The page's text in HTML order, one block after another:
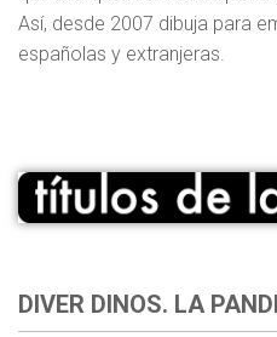
Así, desde 2007 dibuja para
españolas y extranjeras.
DIVER DINOS. LA